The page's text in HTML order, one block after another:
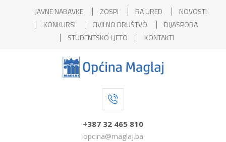
JAVNE NABAVKE ZOSPI RA URED
NOVOSTI
KONKURSI
CIVILNO DRUŠTVO
DIJASPORA
STUDENTSKO LJETO
KONTAKTI
+387 32 465 810
opcina@maglaj.ba